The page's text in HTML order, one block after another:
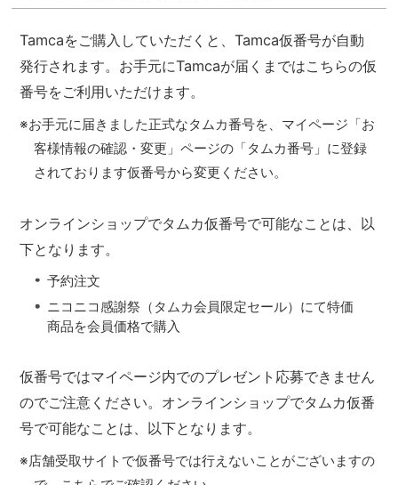
Tamcaをご購入していただくと、Tamca仮番号が自動
発行されます。お手元にTamcaが届くまではこちらの仮
番号をご利用いただけます。
※お手元に届きました正式なタムカ番号を、マイページ「お
客様情報の確認・変更」ページの「タムカ番号」に登録
されております仮番号から変更ください。
オンラインショップでタムカ仮番号で可能なことは、以
下となります。
予約注文
ニコニコ感謝祭（タムカ会員限定セール）にて特価
商品を会員価格で購入
仮番号ではマイページ内でのプレゼント応募できません
のでご注意ください。オンラインショップでタムカ仮番
号で可能なことは、以下となります。
※店舗受取サイトで仮番号では行えないことがございますの